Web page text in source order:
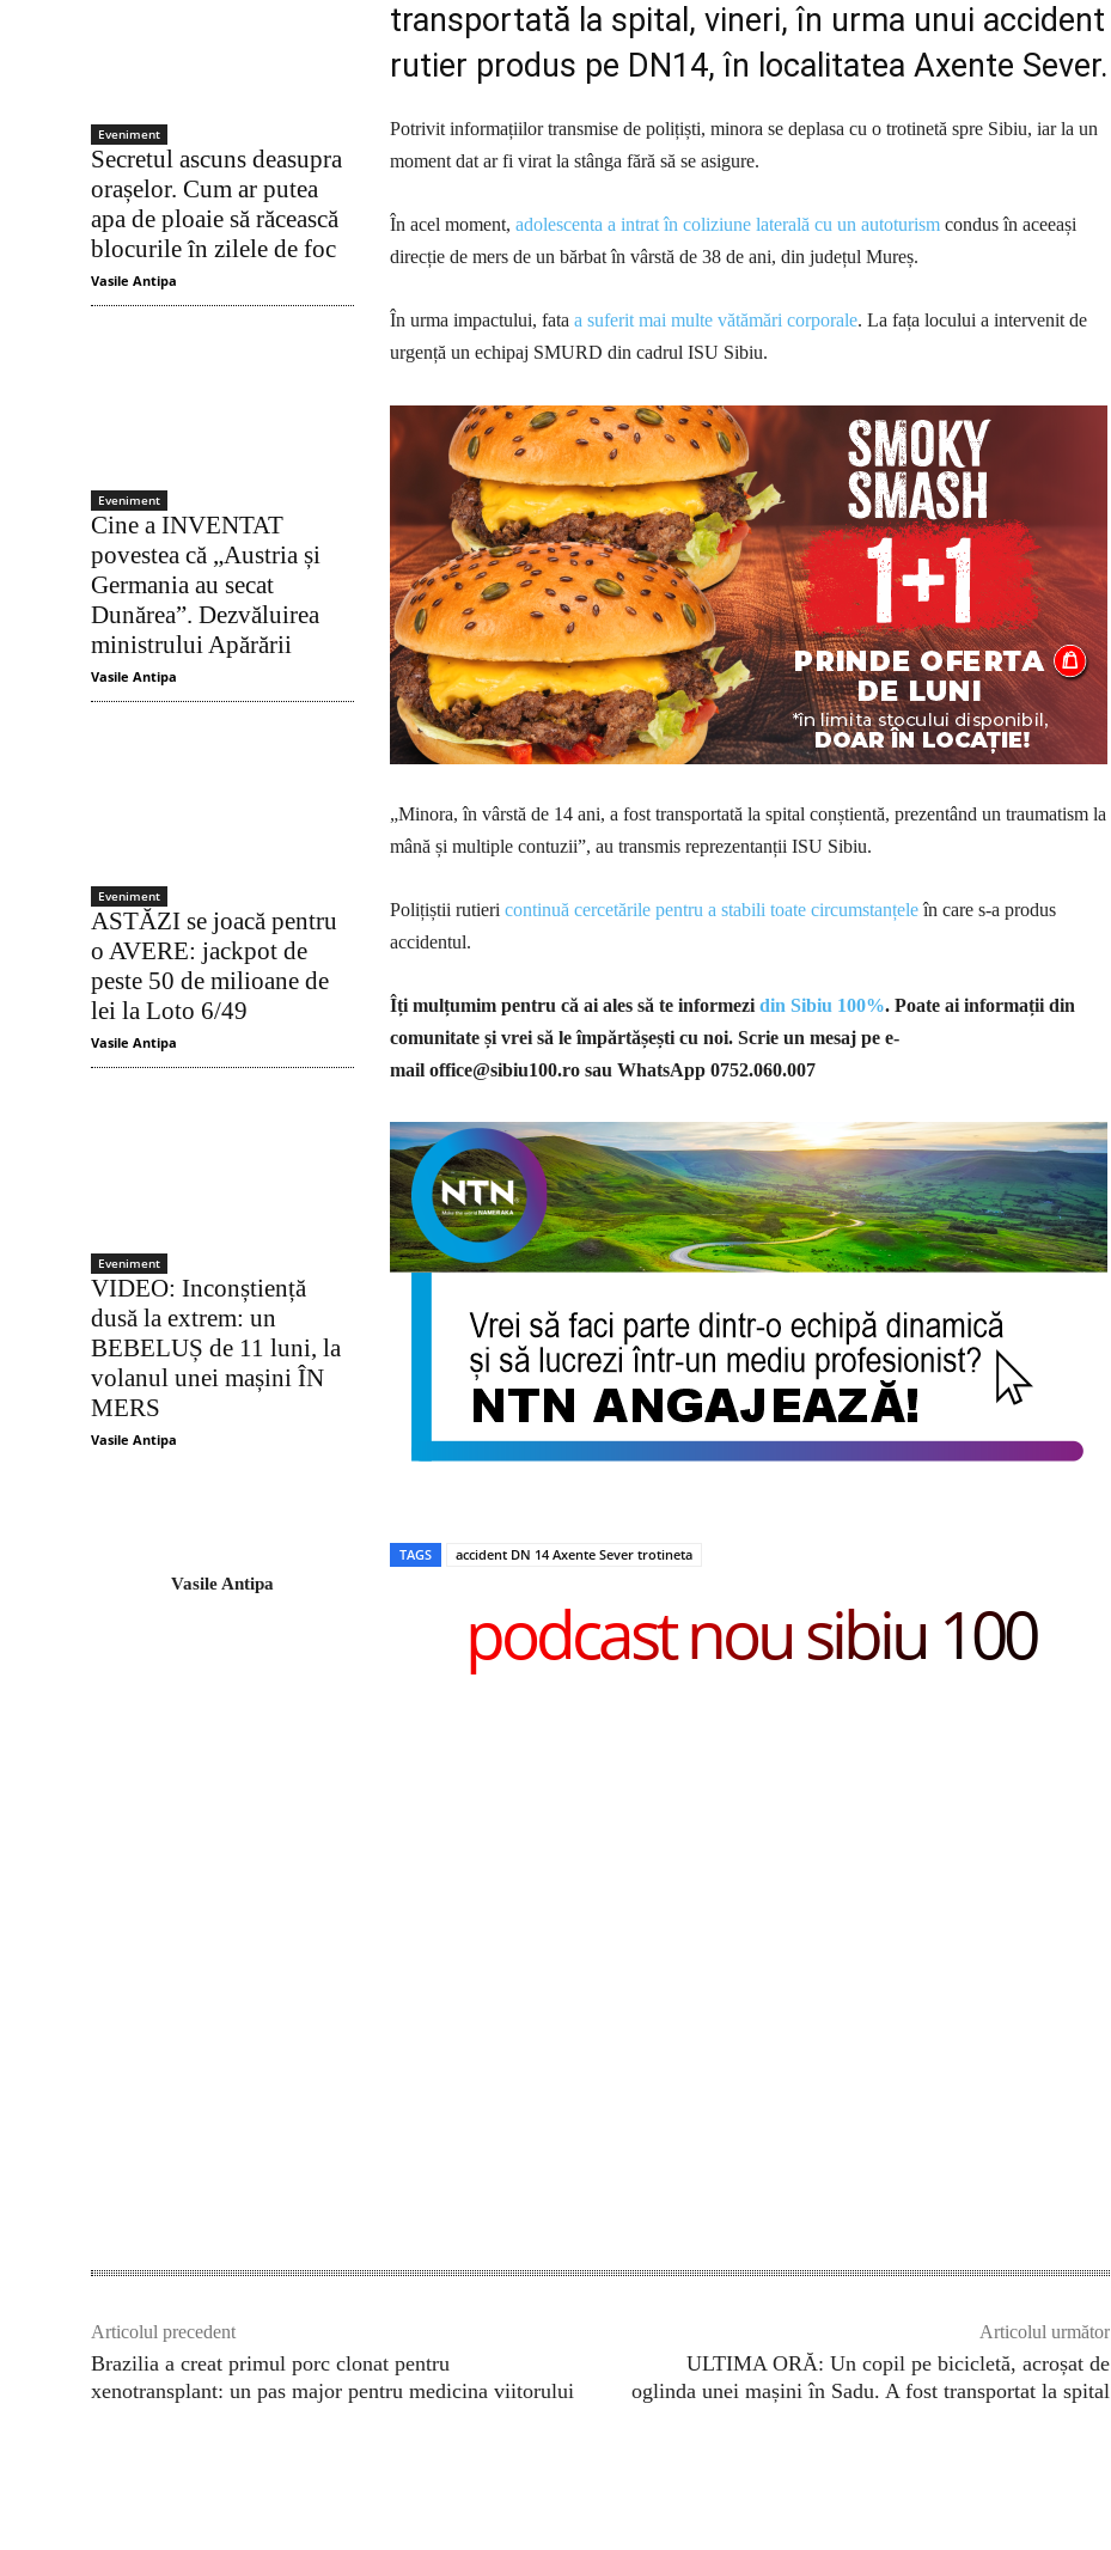
Eveniment
Secretul ascuns deasupra
orașelor. Cum ar putea
apa de ploaie să răcească
blocurile în zilele de foc
Vasile Antipa
Eveniment
Cine a INVENTAT
povestea că „Austria și
Germania au secat
Dunărea”. Dezvăluirea
ministrului Apărării
Vasile Antipa
Eveniment
ASTĂZI se joacă pentru
o AVERE: jackpot de
peste 50 de milioane de
lei la Loto 6/49
Vasile Antipa
Eveniment
VIDEO: Inconștiență
dusă la extrem: un
BEBELUȘ de 11 luni, la
volanul unei mașini ÎN
MERS
Vasile Antipa
Vasile Antipa
transportată la spital, vineri, în urma unui accident
rutier produs pe DN14, în localitatea Axente Sever.
Potrivit informațiilor transmise de polițiști, minora se deplasa cu o trotinetă spre Sibiu, iar la un
moment dat ar fi virat la stânga fără să se asigure.
În acel moment, adolescenta a intrat în coliziune laterală cu un autoturism condus în aceeași
direcție de mers de un bărbat în vârstă de 38 de ani, din județul Mureș.
În urma impactului, fata a suferit mai multe vătămări corporale. La fața locului a intervenit de
urgență un echipaj SMURD din cadrul ISU Sibiu.
„Minora, în vârstă de 14 ani, a fost transportată la spital conștientă, prezentând un traumatism la
mână și multiple contuzii”, au transmis reprezentanții ISU Sibiu.
Polițiștii rutieri continuă cercetările pentru a stabili toate circumstanțeleîn care s-a produs
accidentul.
Îți mulțumim pentru că ai ales să te informezi din Sibiu 100%. Poate ai informații din
comunitate și vrei să le împărtășești cu noi. Scrie un mesaj pe e-
mail office@sibiu100.ro sau WhatsApp 0752.060.007
TAGS accident DN 14 Axente Sever trotineta
podcast nou sibiu 100
Articolul precedent
Brazilia a creat primul porc clonat pentru
xenotransplant: un pas major pentru medicina viitorului
Articolul următor
ULTIMA ORĂ: Un copil pe bicicletă, acroșat de
oglinda unei mașini în Sadu. A fost transportat la spital